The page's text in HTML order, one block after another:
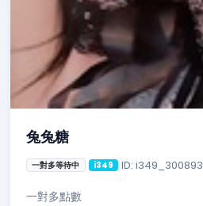
兔兔糖
一對多等待中 i349 ID: i349_300893
一對多點數